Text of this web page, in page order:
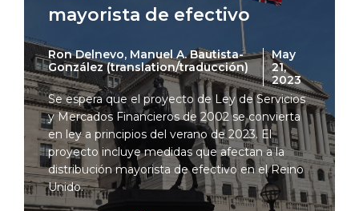
mayorista de efectivo
Ron Delnevo, Manuel A. Bautista-
González (translation/traducción)
May
21,
2023
Se espera que el proyecto de Ley de Servicios
y Mercados Financieros de 2002 se convierta
en ley a principios del verano de 2023. El
proyecto incluye medidas que afectan a la
distribución mayorista de efectivo en el Reino
Unido.